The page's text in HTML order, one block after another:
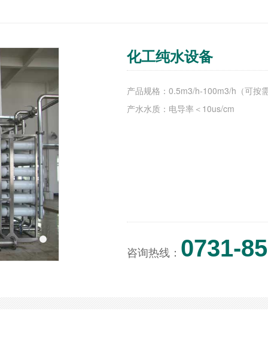
化工纯水设备
产品规格：0.5m3/h-100m3/h（可按需
产水水质：电导率＜10us/cm
咨询热线： 0731-